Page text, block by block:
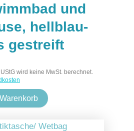
und
hellblau-
gestreift
wird keine MwSt. berechnet.